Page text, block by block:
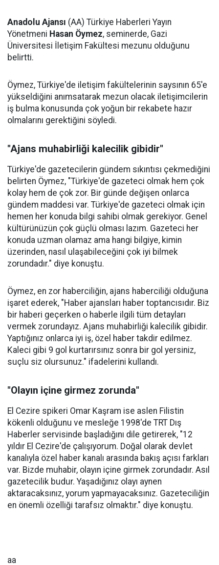
Anadolu Ajansı (AA) Türkiye Haberleri Yayın
Yönetmeni Hasan Öymez, seminerde, Gazi
Üniversitesi İletişim Fakültesi mezunu olduğunu
belirtti.
Öymez, Türkiye'de iletişim fakültelerinin saysının 65'e
yükseldiğini anımsatarak mezun olacak iletişimcilerin
iş bulma konusunda çok yoğun bir rekabete hazır
olmalarını gerektiğini söyledi.
"Ajans muhabirliği kalecilik gibidir"
Türkiye'de gazetecilerin gündem sıkıntısı çekmediğini
belirten Öymez, "Türkiye'de gazeteci olmak hem çok
kolay hem de çok zor. Bir günde değişen onlarca
gündem maddesi var. Türkiye'de gazeteci olmak için
hemen her konuda bilgi sahibi olmak gerekiyor. Genel
kültürünüzün çok güçlü olması lazım. Gazeteci her
konuda uzman olamaz ama hangi bilgiye, kimin
üzerinden, nasıl ulaşabileceğini çok iyi bilmek
zorundadır." diye konuştu.
Öymez, en zor haberciliğin, ajans haberciliği olduğuna
işaret ederek, "Haber ajansları haber toptancısıdır. Biz
bir haberi geçerken o haberle ilgili tüm detayları
vermek zorundayız. Ajans muhabirliği kalecilik gibidir.
Yaptığınız onlarca iyi iş, özel haber takdir edilmez.
Kaleci gibi 9 gol kurtarırsınız sonra bir gol yersiniz,
suçlu siz olursunuz." ifadelerini kullandı.
"Olayın içine girmez zorunda"
El Cezire spikeri Omar Kaşram ise aslen Filistin
kökenli olduğunu ve mesleğe 1998'de TRT Dış
Haberler servisinde başladığını dile getirerek, "12
yıldır El Cezire'de çalışıyorum. Doğal olarak devlet
kanalıyla özel haber kanalı arasında bakış açısı farkları
var. Bizde muhabir, olayın içine girmek zorundadır. Asıl
gazetecilik budur. Yaşadığınız olayı aynen
aktaracaksınız, yorum yapmayacaksınız. Gazeteciliğin
en önemli özelliği tarafsız olmaktır." diye konuştu.
aa